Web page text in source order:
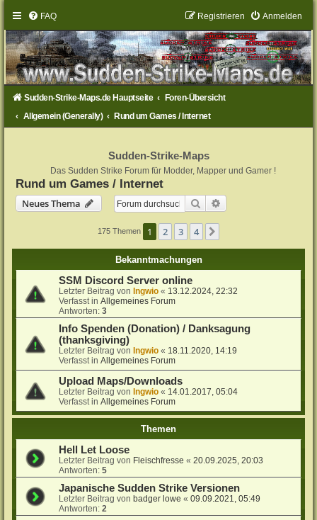
FAQ Anmelden
Registrieren
Sudden-Strike-Maps.de Hauptseite
Foren-Übersicht
Allgemein (Generally)
Rund um Games / Internet
Sudden-Strike-Maps
Das Sudden Strike Forum für Modder, Mapper und Gamer !
Rund um Games / Internet
Neues Thema
Suche
175 Themen 1 2 3 4
Bekanntmachungen
SSM Discord Server online
Letzter Beitrag von Ingwio « 13.12.2024, 22:32
Verfasst inAllgemeines Forum
Antworten:3
Info Spenden (Donation) / Danksagung
(thanksgiving)
Letzter Beitrag von Ingwio « 18.11.2020, 14:19
Verfasst inAllgemeines Forum
Upload Maps/Downloads
Letzter Beitrag von Ingwio « 14.01.2017, 05:04
Verfasst inAllgemeines Forum
Themen
Hell Let Loose
Letzter Beitrag von Fleischfresse «20.09.2025, 20:03
Antworten:5
Japanische Sudden Strike Versionen
Letzter Beitrag von badger lowe «09.09.2021, 05:49
Antworten:2